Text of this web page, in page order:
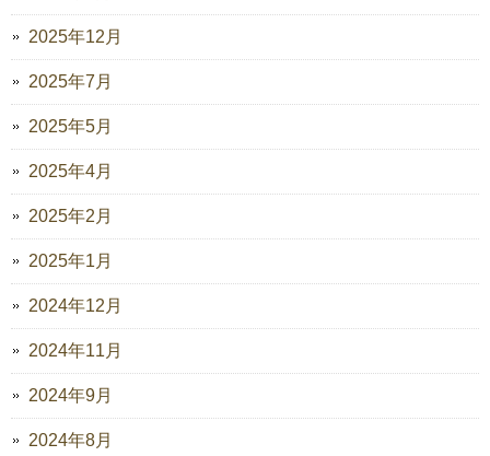
2025年12月
2025年7月
2025年5月
2025年4月
2025年2月
2025年1月
2024年12月
2024年11月
2024年9月
2024年8月